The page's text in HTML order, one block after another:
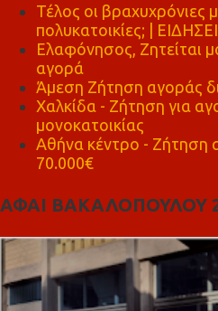
Τέλος οι βραχυχρόνιες
πολυκατοικίες; |
Ελαφόνησος, Ζητείται
αγορά
Άμεση Ζήτηση αγοράς
Χαλκίδα - Ζήτηση για
μονοκατοικίας
Αθήνα κέντρο - Ζήτηση
70.000€
ΑΦΑΙ ΒΑΚΑΛΟΠΟΥΛΟΥ